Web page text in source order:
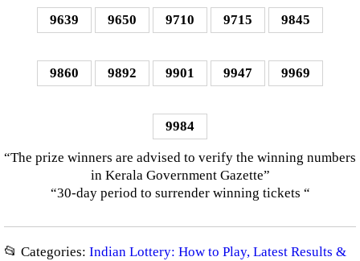
9639 9650 9710 9715 9845
9860 9892 9901 9947 9969
9984
“The prize winners are advised to verify the winning numbers
in Kerala Government Gazette”
“30-day period to surrender winning tickets “
📂 Categories: Indian Lottery: How to Play, Latest Results &